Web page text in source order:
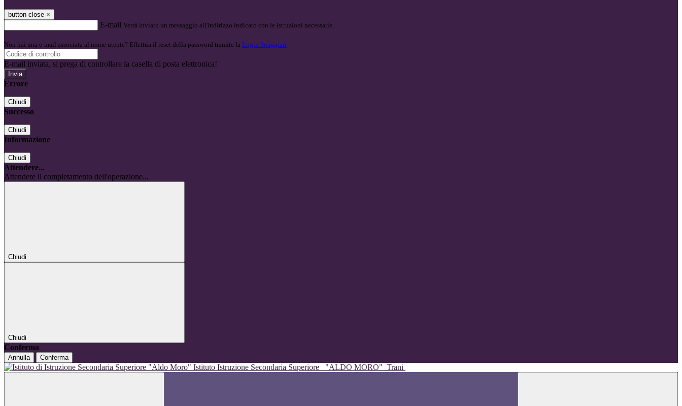
button close ×
E-mail Verrà inviato un messaggio all'indirizzo indicato con le istruzioni necessarie.
Non hai una e-mail associata al nome utente? Effettua il reset della password tramite la Login Spaggiari
E-mail inviata, si prega di controllare la casella di posta elettronica!
Errore
Chiudi
Successo
Chiudi
Informazione
Chiudi
Attendere...
Attendere il completamento dell'operazione...
Chiudi
Chiudi
Conferma
Annulla Conferma
Istituto Istruzione Secondaria Superiore "ALDO MORO" Trani